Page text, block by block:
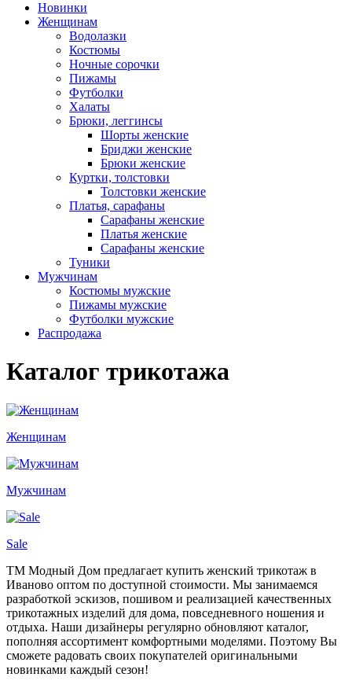
Новинки
Женщинам
Водолазки
Костюмы
Ночные сорочки
Пижамы
Футболки
Халаты
Брюки, леггинсы
Шорты женские
Бриджи женские
Брюки женские
Куртки, толстовки
Толстовки женские
Платья, сарафаны
Сарафаны женские
Платья женские
Сарафаны женские
Туники
Мужчинам
Костюмы мужские
Пижамы мужские
Футболки мужские
Распродажа
Каталог трикотажа
Женщинам
Мужчинам
Sale
ТМ Модный Дом предлагает купить женский трикотаж в
Иваново оптом по доступной стоимости. Мы занимаемся
разработкой эскизов, пошивом и реализацией качественных
трикотажных изделий для дома, повседневного ношения и
отдыха. Наши дизайнеры регулярно обновляют каталог,
пополняя ассортимент комфортными моделями. Поэтому Вы
сможете радовать своих покупателей оригинальными
новинками каждый сезон!